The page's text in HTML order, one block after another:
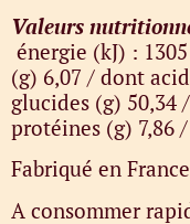
Valeurs
énergie (kJ) :
(g) 6,07 / dont
glucides (g) 50,34
protéines (g) 7,86
Fabriqué en France
A consommer